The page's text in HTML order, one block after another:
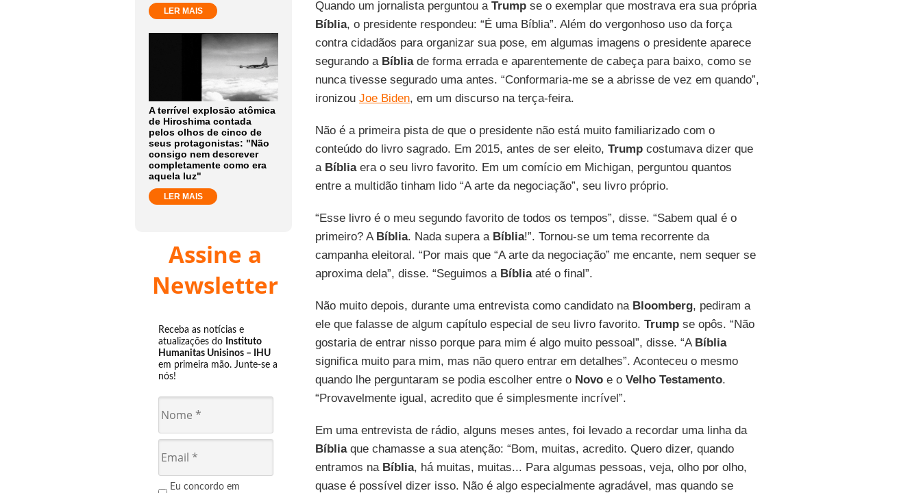
LER MAIS
A terrível explosão atômica
de Hiroshima contada
pelos olhos de cinco de
seus protagonistas: "Não
consigo nem descrever
completamente como era
aquela luz"
LER MAIS
Assine a
Newsletter
Receba as notícias e
atualizações do Instituto
Humanitas Unisinos – IHU
em primeira mão. Junte-se a
nós!
Eu concordo em
Quando um jornalista perguntou a Trumpse o exemplar que mostrava era sua própria
Bíblia, o presidente respondeu: “É uma Bíblia”. Além do vergonhoso uso da força
contra cidadãos para organizar sua pose, em algumas imagens o presidente aparece
segurando a Bíbliade forma errada e aparentemente de cabeça para baixo, como se
nunca tivesse segurado uma antes. “Conformaria-me se a abrisse de vez em quando”,
ironizou Joe Biden, em um discurso na terça-feira.
Não é a primeira pista de que o presidente não está muito familiarizado com o
conteúdo do livro sagrado. Em 2015, antes de ser eleito, Trumpcostumava dizer que
a Bíbliaera o seu livro favorito. Em um comício em Michigan, perguntou quantos
entre a multidão tinham lido “A arte da negociação”, seu livro próprio.
“Esse livro é o meu segundo favorito de todos os tempos”, disse. “Sabem qual é o
primeiro? A Bíblia. Nada supera a Bíblia!”. Tornou-se um tema recorrente da
campanha eleitoral. “Por mais que “A arte da negociação” me encante, nem sequer se
aproxima dela”, disse. “Seguimos a Bíbliaaté o final”.
Não muito depois, durante uma entrevista como candidato na Bloomberg, pediram a
ele que falasse de algum capítulo especial de seu livro favorito. Trumpse opôs. “Não
gostaria de entrar nisso porque para mim é algo muito pessoal”, disse. “A Bíblia
significa muito para mim, mas não quero entrar em detalhes”. Aconteceu o mesmo
quando lhe perguntaram se podia escolher entre o Novoe o Velho Testamento.
“Provavelmente igual, acredito que é simplesmente incrível”.
Em uma entrevista de rádio, alguns meses antes, foi levado a recordar uma linha da
Bíbliaque chamasse a sua atenção: “Bom, muitas, acredito. Quero dizer, quando
entramos na Bíblia, há muitas, muitas... Para algumas pessoas, veja, olho por olho,
quase é possível dizer isso. Não é algo especialmente agradável, mas quando se